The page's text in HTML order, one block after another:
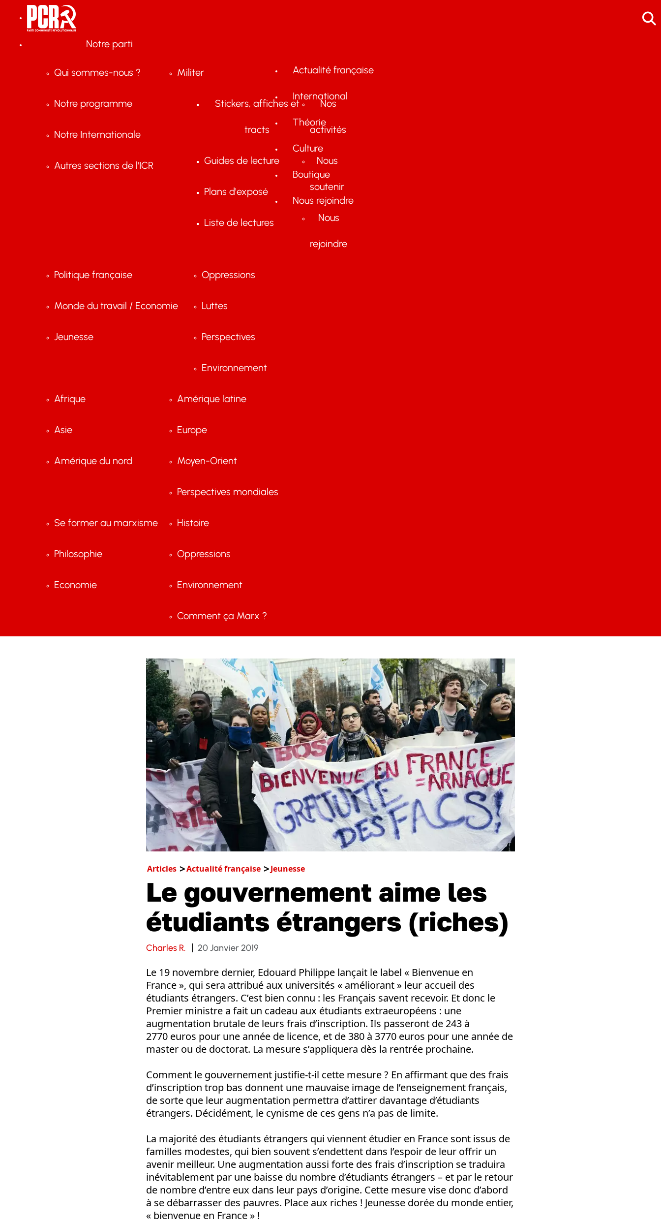
Notre parti
Qui sommes-nous ?
Notre programme
Notre Internationale
Autres sections de l'ICR
Militer
Stickers, affiches et
tracts
Guides de lecture
Plans d'exposé
Liste de lectures
Nos
activités
Nous
soutenir
Nous
rejoindre
Actualité française
Politique française
Monde du travail / Economie
Jeunesse
Oppressions
Luttes
Perspectives
Environnement
International
Afrique
Asie
Amérique du nord
Amérique latine
Europe
Moyen-Orient
Perspectives mondiales
Théorie
Se former au marxisme
Philosophie
Economie
Histoire
Oppressions
Environnement
Comment ça Marx ?
Culture
Boutique
Nous rejoindre
Articles Actualité française Jeunesse
Le gouvernement aime les
étudiants étrangers (riches)
Charles R. 20 Janvier 2019
Le 19 novembre dernier, Edouard Philippe lançait le label « Bienvenue en
France », qui sera attribué aux universités « améliorant » leur accueil des
étudiants étrangers. C’est bien connu : les Français savent recevoir. Et donc le
Premier ministre a fait un cadeau aux étudiants extraeuropéens : une
augmentation brutale de leurs frais d’inscription. Ils passeront de 243 à
2770 euros pour une année de licence, et de 380 à 3770 euros pour une année de
master ou de doctorat. La mesure s’appliquera dès la rentrée prochaine.
Comment le gouvernement justifie-t-il cette mesure ? En affirmant que des frais
d’inscription trop bas donnent une mauvaise image de l’enseignement français,
de sorte que leur augmentation permettra d’attirer davantage d’étudiants
étrangers. Décidément, le cynisme de ces gens n’a pas de limite.
La majorité des étudiants étrangers qui viennent étudier en France sont issus de
familles modestes, qui bien souvent s’endettent dans l’espoir de leur offrir un
avenir meilleur. Une augmentation aussi forte des frais d’inscription se traduira
inévitablement par une baisse du nombre d’étudiants étrangers – et par le retour
de nombre d’entre eux dans leur pays d’origine. Cette mesure vise donc d’abord
à se débarrasser des pauvres. Place aux riches ! Jeunesse dorée du monde entier,
« bienvenue en France » !